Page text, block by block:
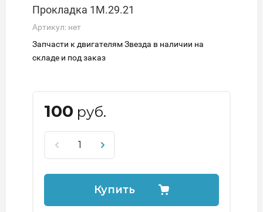
Прокладка 1М.29.21
Артикул: нет
Запчасти к двигателям Звезда в наличии на
складе и под заказ
100 руб.
Купить